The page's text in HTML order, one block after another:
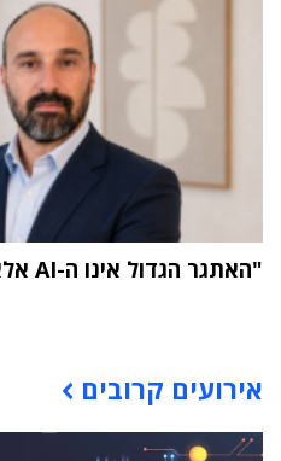
"האתגר הגדול אינו ה-AI אלא הטמעתה בארגון"
אירועים קרובים